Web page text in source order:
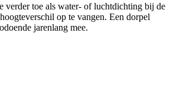
verder toe als water- of luchtdichting bij de
op te vangen. Een dorpel
jarenlang mee.